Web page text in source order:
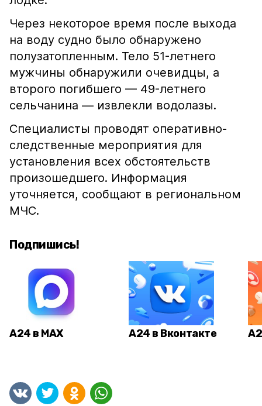
Через некоторое время после выхода
на воду судно было обнаружено
полузатопленным. Тело 51-летнего
мужчины обнаружили очевидцы, а
второго погибшего — 49-летнего
сельчанина — извлекли водолазы.
Специалисты проводят оперативно-
следственные мероприятия для
установления всех обстоятельств
произошедшего. Информация
уточняется, сообщают в региональном
МЧС.
Подпишись!
А24 в MAX А24 в Вконтакте